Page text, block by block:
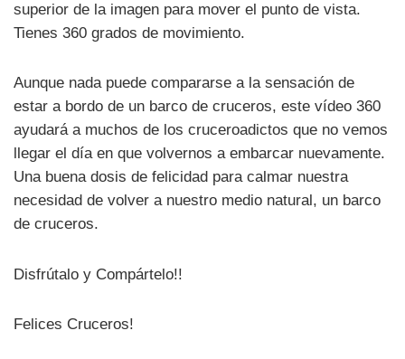
superior de la imagen para mover el punto de vista.
Tienes 360 grados de movimiento.
Aunque nada puede compararse a la sensación de
estar a bordo de un barco de cruceros, este vídeo 360
ayudará a muchos de los cruceroadictos que no vemos
llegar el día en que volvernos a embarcar nuevamente.
Una buena dosis de felicidad para calmar nuestra
necesidad de volver a nuestro medio natural, un barco
de cruceros.
Disfrútalo y Compártelo!!
Felices Cruceros!